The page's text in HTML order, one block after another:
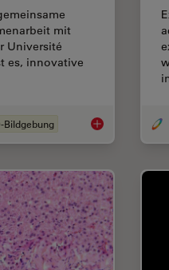
mit
Université
es, innovative
Bildgebung Mikrobielle